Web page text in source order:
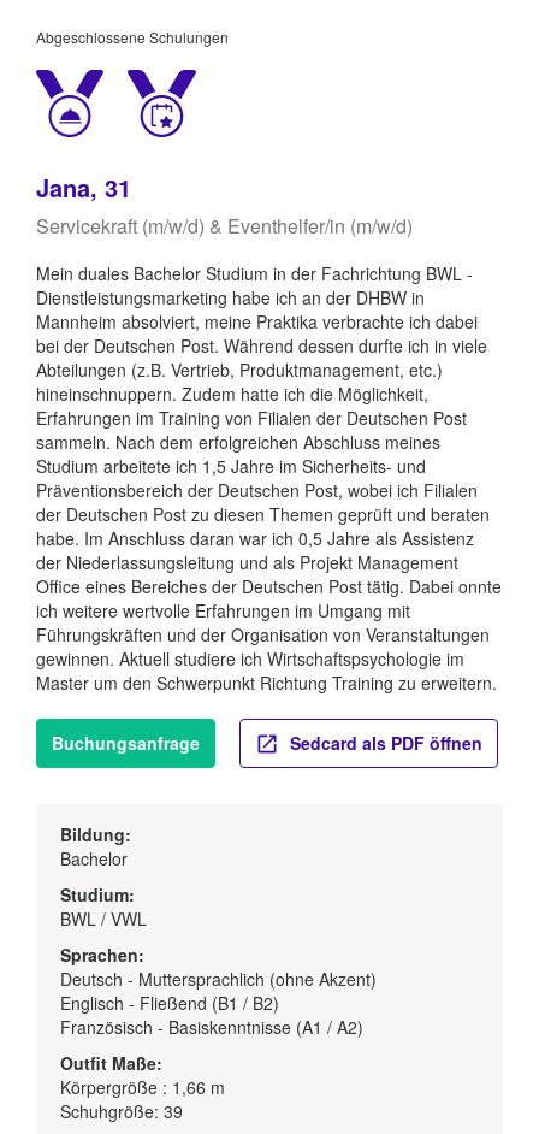
Abgeschlossene Schulungen
Jana, 31
Servicekraft (m/w/d) & Eventhelfer/in (m/w/d)
Mein duales Bachelor Studium in der Fachrichtung BWL -
Dienstleistungsmarketing habe ich an der DHBW in
Mannheim absolviert, meine Praktika verbrachte ich dabei
bei der Deutschen Post. Während dessen durfte ich in viele
Abteilungen (z.B. Vertrieb, Produktmanagement, etc.)
hineinschnuppern. Zudem hatte ich die Möglichkeit,
Erfahrungen im Training von Filialen der Deutschen Post
sammeln. Nach dem erfolgreichen Abschluss meines
Studium arbeitete ich 1,5 Jahre im Sicherheits- und
Präventionsbereich der Deutschen Post, wobei ich Filialen
der Deutschen Post zu diesen Themen geprüft und beraten
habe. Im Anschluss daran war ich 0,5 Jahre als Assistenz
der Niederlassungsleitung und als Projekt Management
Office eines Bereiches der Deutschen Post tätig. Dabei onnte
ich weitere wertvolle Erfahrungen im Umgang mit
Führungskräften und der Organisation von Veranstaltungen
gewinnen. Aktuell studiere ich Wirtschaftspsychologie im
Master um den Schwerpunkt Richtung Training zu erweitern.
Buchungsanfrage Sedcard als PDF öffnen
Bildung:
Bachelor
Studium:
BWL / VWL
Sprachen:
Deutsch - Muttersprachlich (ohne Akzent)
Englisch - Fließend (B1 / B2)
Französisch - Basiskenntnisse (A1 / A2)
Outfit Maße:
Körpergröße : 1,66 m
Schuhgröße: 39